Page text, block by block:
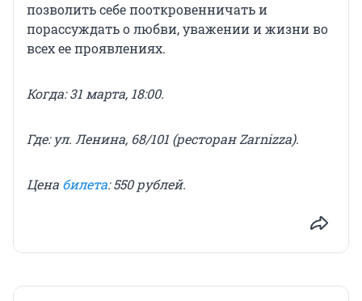
позволить себе пооткровенничать и
порассуждать о любви, уважении и жизни во
всех ее проявлениях.
Когда: 31 марта, 18:00.
Где: ул. Ленина, 68/101 (ресторан Zarnizza).
Цена билета: 550 рублей.